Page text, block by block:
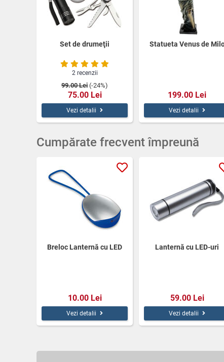
Set de drumeţii
2 recenzii
99.00 Lei (-24%)
75.00 Lei
Vezi detalii
Statueta Venus de
199.00 Lei
Vezi detalii
Cumpărate frecvent împreună
Breloc Lanternă cu LED
10.00 Lei
Vezi detalii
Lanternă cu LED-uri
59.00 Lei
Vezi detalii